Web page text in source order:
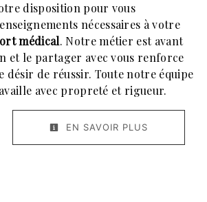
disposition pour vous
nécessaires à votre
médical. Notre métier est avant
et le partager avec vous renforce
désir de réussir. Toute notre équipe
avec propreté et rigueur.
EN SAVOIR PLUS